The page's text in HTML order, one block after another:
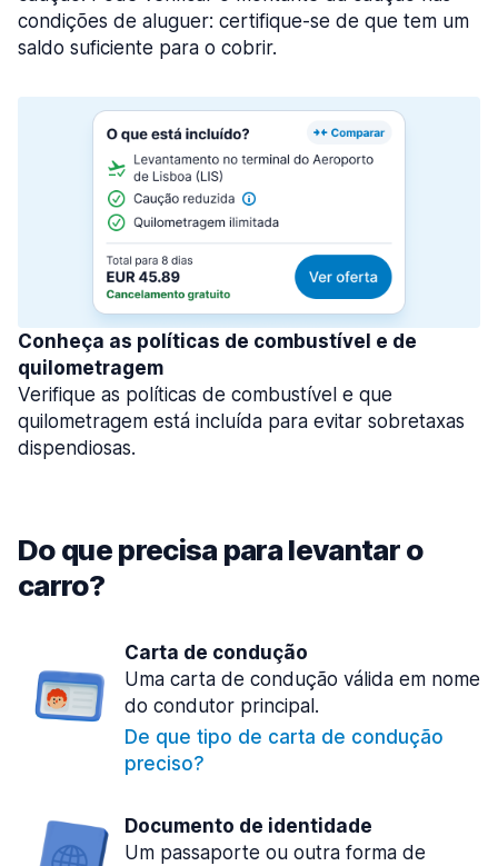
condições de aluguer: certifique-se de que tem um
saldo suficiente para o cobrir.
Conheça as políticas de combustível e de
quilometragem
Verifique as políticas de combustível e que
quilometragem está incluída para evitar sobretaxas
dispendiosas.
Do que precisa para levantar o
carro?
Carta de condução
Uma carta de condução válida em nome
do condutor principal.
De que tipo de carta de condução
preciso?
Documento de identidade
Um passaporte ou outra forma de